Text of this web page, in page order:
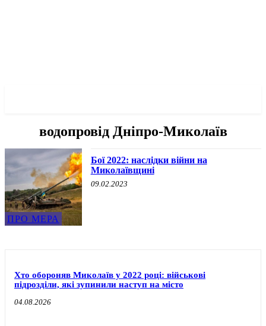
водопровід Дніпро-Миколаїв
ПРО МЕРА
Бої 2022: наслідки війни на
Миколаївщині
09.02.2023
Хто обороняв Миколаїв у 2022 році: військові
підрозділи, які зупинили наступ на місто
04.08.2026